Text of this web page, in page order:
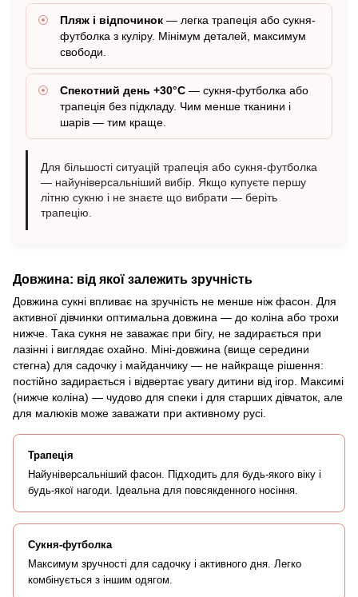
Пляж і відпочинок — легка трапеція або сукня-
футболка з куліру. Мінімум деталей, максимум
свободи.
Спекотний день +30°C — сукня-футболка або
трапеція без підкладу. Чим менше тканини і
шарів — тим краще.
Для більшості ситуацій трапеція або сукня-футболка
— найуніверсальніший вибір. Якщо купуєте першу
літню сукню і не знаєте що вибрати — беріть
трапецію.
Довжина: від якої залежить зручність
Довжина сукні впливає на зручність не менше ніж фасон. Для
активної дівчинки оптимальна довжина — до коліна або трохи
нижче. Така сукня не заважає при бігу, не задирається при
лазінні і виглядає охайно. Міні-довжина (вище середини
стегна) для садочку і майданчику — не найкраще рішення:
постійно задирається і відвертає увагу дитини від ігор. Максимі
(нижче коліна) — чудово для спеки і для старших дівчаток, але
для малюків може заважати при активному русі.
Трапеція
Найуніверсальніший фасон. Підходить для будь-якого віку і
будь-якої нагоди. Ідеальна для повсякденного носіння.
Сукня-футболка
Максимум зручності для садочку і активного дня. Легко
комбінується з іншим одягом.